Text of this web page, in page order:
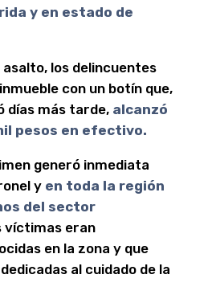
y en estado de
los delincuentes
con un botín que,
días más tarde, alcanzó
pesos en efectivo.
generó inmediata
y en toda la región
del sector
víctimas eran
en la zona y que
al cuidado de la